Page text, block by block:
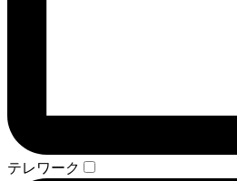
テレワーク